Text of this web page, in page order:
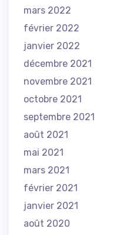
mars 2022
février 2022
janvier 2022
décembre 2021
novembre 2021
octobre 2021
septembre 2021
août 2021
mai 2021
mars 2021
février 2021
janvier 2021
août 2020